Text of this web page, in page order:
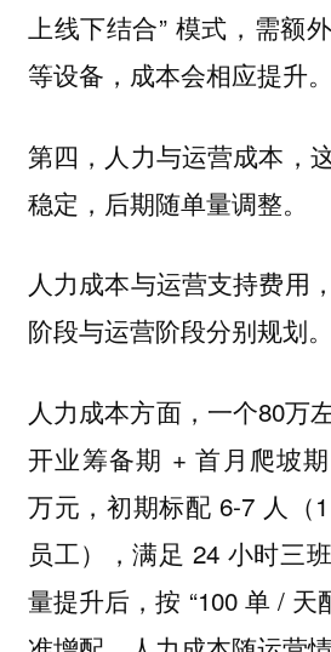
上线下结合” 模式，需额
等设备，成本会相应提升。
第四，人力与运营成本，
稳定，后期随单量调整。
人力成本与运营支持费用
阶段与运营阶段分别规划。
人力成本方面，一个80万
开业筹备期 + 首月爬坡
万元，初期标配 6-7 人（
员工），满足 24 小时三
量提升后，按 “100 单 / 天